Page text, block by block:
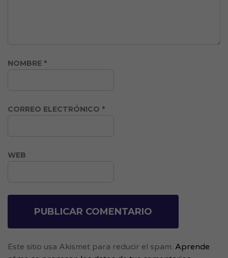
NOMBRE *
CORREO ELECTRÓNICO *
WEB
Este sitio usa Akismet para reducir el spam. Aprende